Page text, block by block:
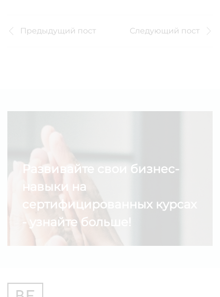
Предыдущий пост Следующий пост
Развивайте свои бизнес-
навыки на
сертифицированных курсах
- узнайте больше!